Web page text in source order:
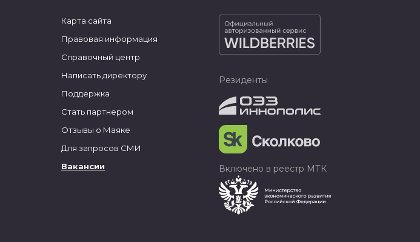
Карта сайта
Правовая информация
Справочный центр
Написать директору
Поддержка
Стать партнером
Отзывы о Маяке
Для запросов СМИ
Вакансии
Резиденты
Включено в реестр МТК